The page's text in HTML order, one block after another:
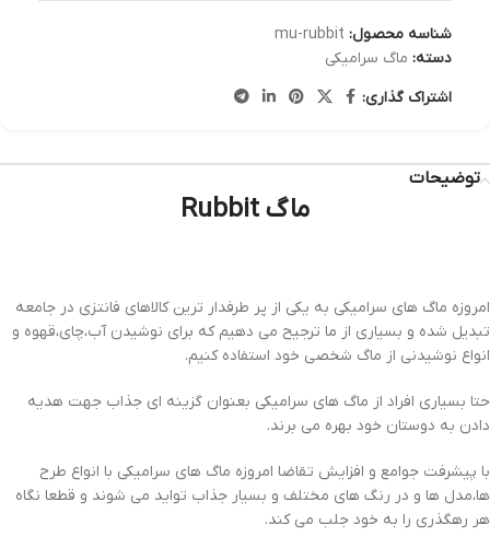
شناسه محصول: mu-rubbit
دسته: ماگ سرامیکی
اشتراک گذاری:
توضیحات
ماگ Rubbit
امروزه ماگ های سرامیکی به یکی از پر طرفدار ترین کالاهای فانتزی در جامعه
تبدیل شده و بسیاری از ما ترجیح می دهیم که برای نوشیدن آب،چای،قهوه و
انواع نوشیدنی از ماگ شخصی خود استفاده کنیم.
حتا بسیاری افراد از ماگ های سرامیکی بعنوان گزینه ای جذاب جهت هدیه
دادن به دوستان خود بهره می برند.
با پیشرفت جوامع و افزایش تقاضا امروزه ماگ های سرامیکی با انواع طرح
ها،مدل ها و در رنگ های مختلف و بسیار جذاب تواید می شوند و قطعا نگاه
هر رهگذری را به خود جلب می کند.